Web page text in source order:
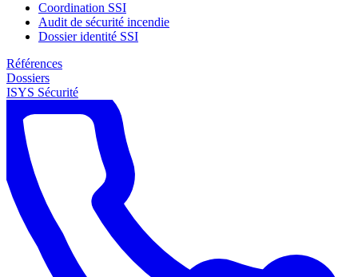
Coordination SSI
Audit de sécurité incendie
Dossier identité SSI
Références
Dossiers
ISYS Sécurité